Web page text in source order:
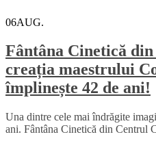
06AUG.
Fântâna Cinetică
creația maestrului
împlinește 42 de ani!
Una dintre cele mai îndrăgite
ani. Fântâna Cinetică din Centrul